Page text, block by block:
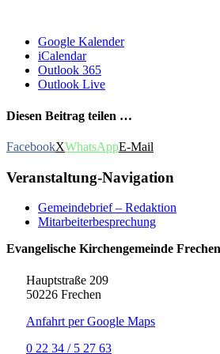
Google Kalender
iCalendar
Outlook 365
Outlook Live
Diesen Beitrag teilen …
FacebookXWhatsAppE-Mail
Veranstaltung-Navigation
Gemeindebrief – Redaktion
Mitarbeiterbesprechung
Evangelische Kirchengemeinde Frechen
Hauptstraße 209
50226 Frechen
Anfahrt per Google Maps
0 22 34 / 5 27 63